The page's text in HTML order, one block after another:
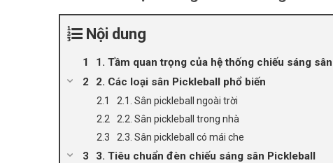
Nội dung
1. Tầm quan trọng của hệ thống chiếu sáng
2. Các loại sân Pickleball phổ biến
2.1. Sân pickleball ngoài trời
2.2. Sân pickleball trong nhà
2.3. Sân pickleball có mái che
3. Tiêu chuẩn đèn chiếu sáng sân Pickleball